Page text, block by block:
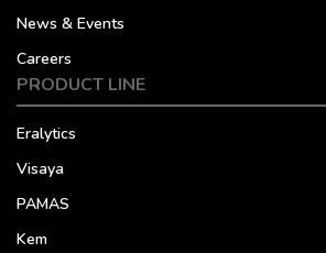
News & Events
Careers
PRODUCT LINE
Eralytics
Visaya
PAMAS
Kem